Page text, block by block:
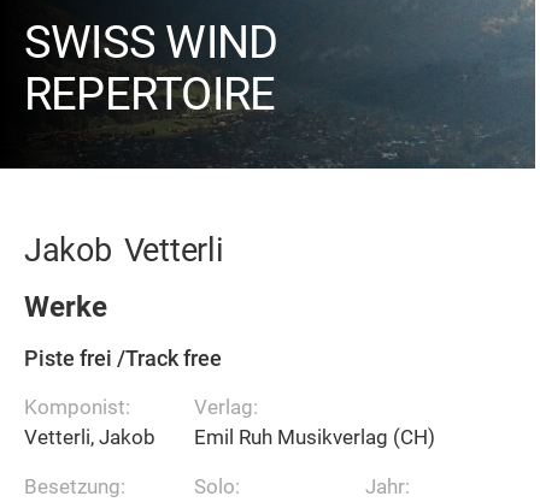
SWISS WIND
REPERTOIRE
Jakob Vetterli
Werke
Piste frei /Track free
Komponist:
Vetterli, Jakob
Besetzung:
Verlag:
Emil Ruh Musikverlag (CH)
Solo:
Jahr: